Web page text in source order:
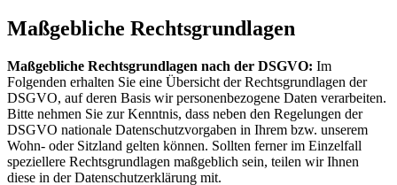
Maßgebliche Rechtsgrundlagen
Maßgebliche Rechtsgrundlagen nach der DSGVO: Im
Folgenden erhalten Sie eine Übersicht der Rechtsgrundlagen der
DSGVO, auf deren Basis wir personenbezogene Daten verarbeiten.
Bitte nehmen Sie zur Kenntnis, dass neben den Regelungen der
DSGVO nationale Datenschutzvorgaben in Ihrem bzw. unserem
Wohn- oder Sitzland gelten können. Sollten ferner im Einzelfall
speziellere Rechtsgrundlagen maßgeblich sein, teilen wir Ihnen
diese in der Datenschutzerklärung mit.